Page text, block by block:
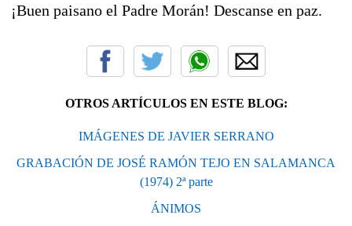
¡Buen paisano el Padre Morán! Descanse en paz.
OTROS ARTÍCULOS EN ESTE BLOG:
IMÁGENES DE JAVIER SERRANO
GRABACIÓN DE JOSÉ RAMÓN TEJO EN SALAMANCA
(1974) 2ª parte
ÁNIMOS